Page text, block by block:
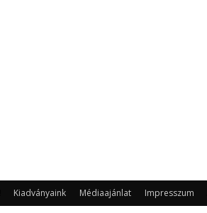
Kiadványaink Médiaajánlat Impresszum